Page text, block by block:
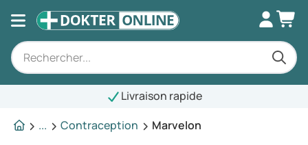
Livraison rapide
...
Contraception Marvelon